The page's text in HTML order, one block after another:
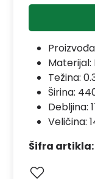
Materijal:
Težina:
Širina:
Debljina:
Veličina:
Šifra artikla: